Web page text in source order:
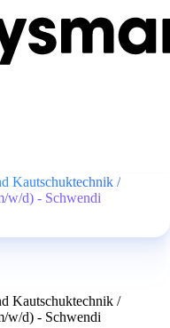
Kautschuktechnik /
w/d) - Schwendi
Kautschuktechnik /
w/d) - Schwendi